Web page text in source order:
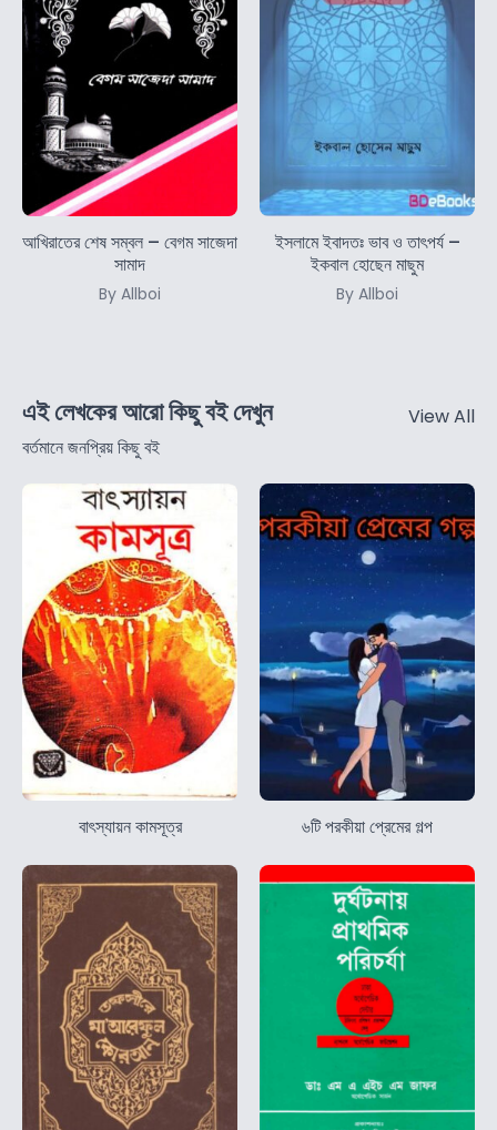
আখিরাতের শেষ সম্বল – বেগম সাজেদা
সামাদ
By Allboi
ইসলামে ইবাদতঃ ভাব ও তাৎপর্য –
ইকবাল হোছেন মাছুম
By Allboi
এই লেখকের আরো কিছু বই দেখুন
বর্তমানে জনপ্রিয় কিছু বই
View All
বাৎস্যায়ন কামসূত্র ৬টি পরকীয়া প্রেমের গল্প